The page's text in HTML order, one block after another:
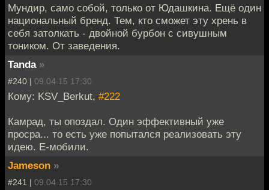
Мундир, само собой, только от Юдашкина. Ещё один
национальный бренд. Тем, кто сможет эту хрень в
себя затолкать - двойной бурбон с сивушным
тоником. От заведения.
Tanda »
#240 | 09.04.15 17:30
Кому: KSV_Berkut, #222
Камрад, ты опоздал. Один эффективный уже
просра... то есть уже попытался реализовать эту
идею. Е-мобили.
Jameson »
#241 | 09.04.15 17:30